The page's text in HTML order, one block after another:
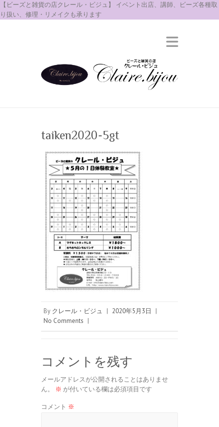
【ビーズと雑貨の店クレール・ビジュ】 イベント出店、講師、ビーズ各種取
り扱い、修理・リメイクも承ります
taiken2020-5gt
By クレール・ビジュ | 2020年5月3日
|
No Comments |
コメントを残す
メールアドレスが公開されることはありませ
ん。
※ が付いている欄は必須項目です
コメント ※